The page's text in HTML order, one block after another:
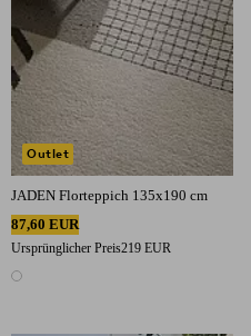
JADEN Florteppich 135x190 cm
87,60 EUR
Ursprünglicher Preis219 EUR
1 Farbe
Outlet